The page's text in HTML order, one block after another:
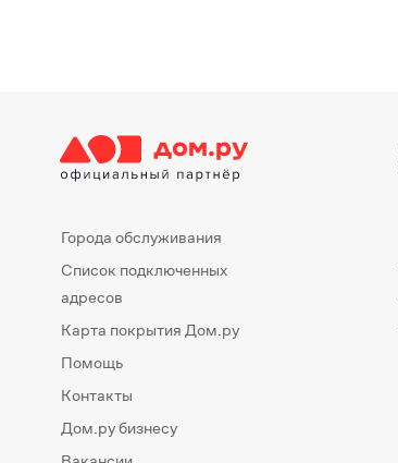
Города обслуживания
Список подключенных
адресов
Карта покрытия Дом.ру
Помощь
Контакты
Дом.ру бизнесу